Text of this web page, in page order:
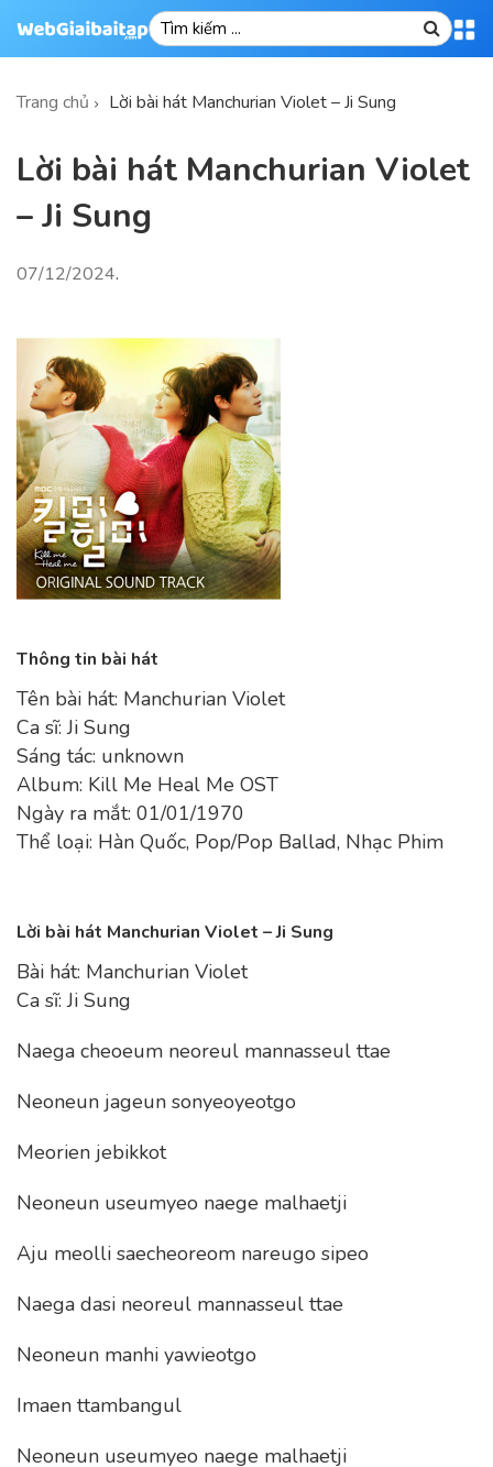
Trang chủ Lời bài hát Manchurian Violet – Ji Sung
Lời bài hát Manchurian Violet
– Ji Sung
07/12/2024.
Thông tin bài hát
Tên bài hát: Manchurian Violet
Ca sĩ: Ji Sung
Sáng tác: unknown
Album: Kill Me Heal Me OST
Ngày ra mắt: 01/01/1970
Thể loại: Hàn Quốc, Pop/Pop Ballad, Nhạc Phim
Lời bài hát Manchurian Violet – Ji Sung
Bài hát: Manchurian Violet
Ca sĩ: Ji Sung
Naega cheoeum neoreul mannasseul ttae
Neoneun jageun sonyeoyeotgo
Meorien jebikkot
Neoneun useumyeo naege malhaetji
Aju meolli saecheoreom nareugo sipeo
Naega dasi neoreul mannasseul ttae
Neoneun manhi yawieotgo
Imaen ttambangul
Neoneun useumyeo naege malhaetji